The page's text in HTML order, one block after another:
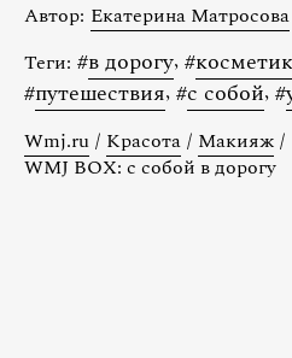
Автор: Екатерина Матросова
Теги: #в дорогу, #
#путешествия, #с собой, #
Wmj.ru / Красота / Макияж /
WMJ BOX: с собой в дорогу